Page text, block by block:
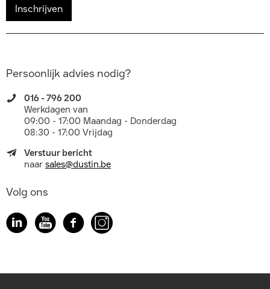
Inschrijven
Persoonlijk advies nodig?
016 - 796 200
Werkdagen van
09:00 - 17:00 Maandag - Donderdag
08:30 - 17:00 Vrijdag
Verstuur bericht
naar sales@dustin.be
Volg ons